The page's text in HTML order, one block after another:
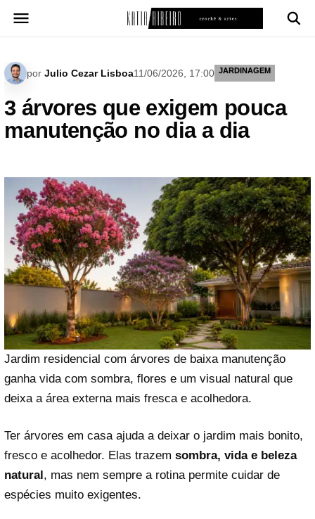
para
por Julio Cezar Lisboa11/06/2026, 17:00 JARDINAGEM
3 árvores que exigem pouca
manutenção no dia a dia
Jardim residencial com árvores de baixa manutenção
ganha vida com sombra, flores e um visual natural que
deixa a área externa mais fresca e acolhedora.
Ter árvores em casa ajuda a deixar o jardim mais bonito,
fresco e acolhedor. Elas trazem sombra, vida e beleza
natural, mas nem sempre a rotina permite cuidar de
espécies muito exigentes.